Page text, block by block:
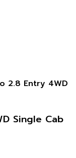
2.8 Entry 4WD
Single Cab